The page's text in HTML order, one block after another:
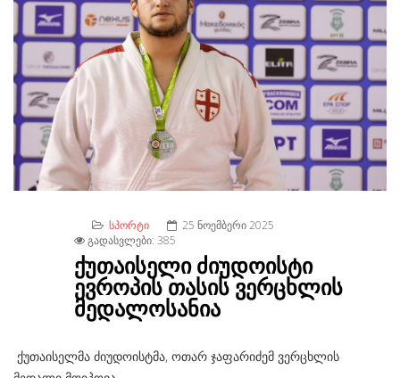
ᲡᲞᲝᲠᲢᲘ
25 ᲜᲝᲔᲛᲑᲔᲠᲘ 2025
ᲒᲐᲓᲐᲡᲕᲚᲔᲑᲘ: 385
ქუთაისელი ძიუდოისტი
ევროპის თასის ვერცხლის
მედალოსანია
ქუთაისელმა ძიუდოისტმა, ოთარ ჯაფარიძემ ვერცხლის